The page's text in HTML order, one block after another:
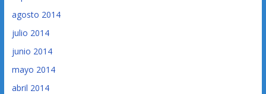
agosto 2014
julio 2014
junio 2014
mayo 2014
abril 2014